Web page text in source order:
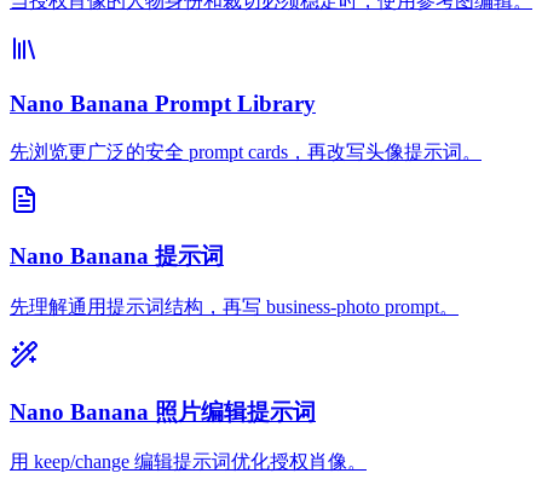
Nano Banana Prompt Library
先浏览更广泛的安全 prompt cards，再改写头像提示词。
Nano Banana 提示词
先理解通用提示词结构，再写 business-photo prompt。
Nano Banana 照片编辑提示词
用 keep/change 编辑提示词优化授权肖像。